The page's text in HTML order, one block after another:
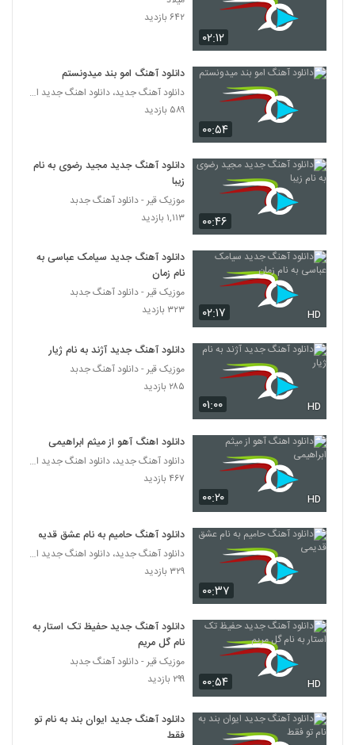
Mohammad Karimi Yeki Yek Doone
آهنگ کامیاب بابائی بنام کجا برم
دانلود آهنگ گیسو Gisoo از هادی حقیقی
دانلود آهنگ ارسز حله برو
دانلود آهنگ امین داداشی رو به راه (Amin
Dadashi Rooberah)
5100
دانلود آهنگ دریا از معین رمضان به همراه متن
۳۶۵ بازدید
5101
محمود زمانی آهنگ معجزه
۲۴۴ بازدید
دانلود آهنگ جدید و زیبای حسین سرلک با نام
کاشکی بودی
5103
دانلود آهنگ جدید و زیبای علی غفاری با نام
۲۷۸ بازدید
دانلود آهنگ ای کاش از سعید ترابی
۴۳۴ بازدید
Soheil Rahmani Majnoon
5106
دانلود آهنگ جدید و زیبای محمد بهرامی با نام
مثل نفس
۲۸۰ بازدید
۰۲:۱۲
۶۴۲ بازدید
۰۰:۵۴
دانلود آهنگ امو بند میدونستم
دانلود آهنگ جدید، دانلود اهنگ جدید ایرانی
۵۸۹ بازدید
۰۰:۴۶
دانلود آهنگ جدید مجید رضوی به نام
زیبا
موزیک قیر - دانلود آهنگ جدبد
۱,۱۱۳ بازدید
۰۲:۱۷ HD
دانلود آهنگ جدید سیامک عباسی به
نام زمان
موزیک قیر - دانلود آهنگ جدبد
۳۲۳ بازدید
۰۱:۰۰ HD
دانلود آهنگ جدید آژند به نام ژیار
موزیک قیر - دانلود آهنگ جدبد
۲۸۵ بازدید
۰۰:۲۰ HD
دانلود اهنگ آهو از میثم ابراهیمی
دانلود آهنگ جدید، دانلود اهنگ جدید ایرانی
۴۶۷ بازدید
۰۰:۳۷
دانلود آهنگ حامیم به نام عشق قدیمی
دانلود آهنگ جدید، دانلود اهنگ جدید ایرانی
۳۲۹ بازدید
۰۰:۵۴ HD
دانلود آهنگ جدید حفیظ تک استار به
نام گل مریم
موزیک قیر - دانلود آهنگ جدبد
۲۹۹ بازدید
دانلود آهنگ جدید ایوان بند به نام تو
فقط